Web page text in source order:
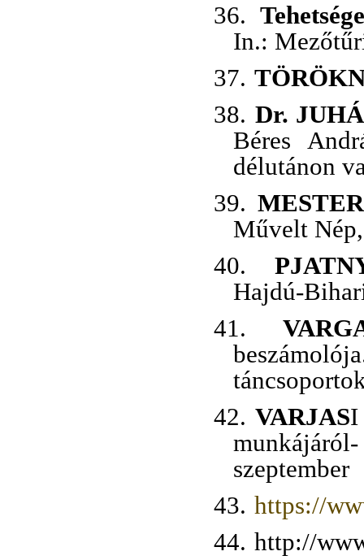
36.
In.:
37.
38. Dr.
Béres
délutánon
39.
Művelt
40.
Hajdú-
41.
42. VARJASI
szeptember
43. https://
44. http://